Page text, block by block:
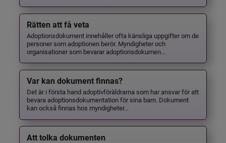
Rätten att få veta
Adoptionsdokument innehåller ofta känsliga uppgifter om de
personer som adoptionen berör. Myndigheter och
organisationer som bevarar adoptionsdokumen...
Var kan dokument finnas?
Det är i första hand adoptivföräldrarna som har ansvar för att
bevara adoptionsdokumentation för sina barn. Dokument
kan också finnas hos myndigheter...
Att tolka dokumenten